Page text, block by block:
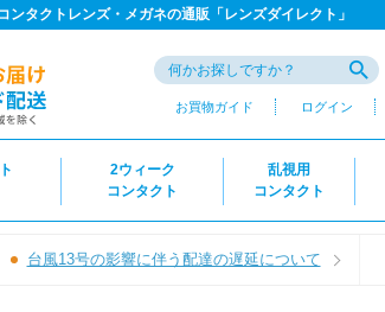
ンタクトレンズ・メガネの通販「レンズダイレクト」
お買物ガイド ログイン
2ウィーク
コンタクト
乱視用
コンタクト
台風13号の影響に伴う配達の遅延について